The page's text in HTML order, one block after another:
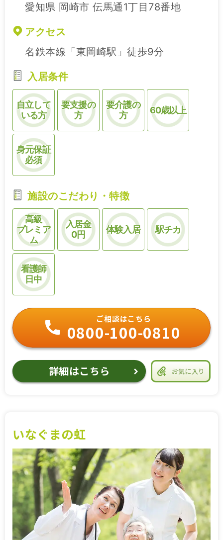
愛知県 岡崎市 伝馬通1丁目78番地
アクセス
名鉄本線「東岡崎駅」徒歩9分
入居条件
自立して
いる方
要支援の
方
要介護の
方
60歳以上
身元保証
必須
施設のこだわり・特徴
高級
プレミア
ム
入居金
0円
体験入居 駅チカ
看護師
日中
お気に入り
ご相談はこちら
0800-100-0810
詳細はこちら
いなぐまの虹